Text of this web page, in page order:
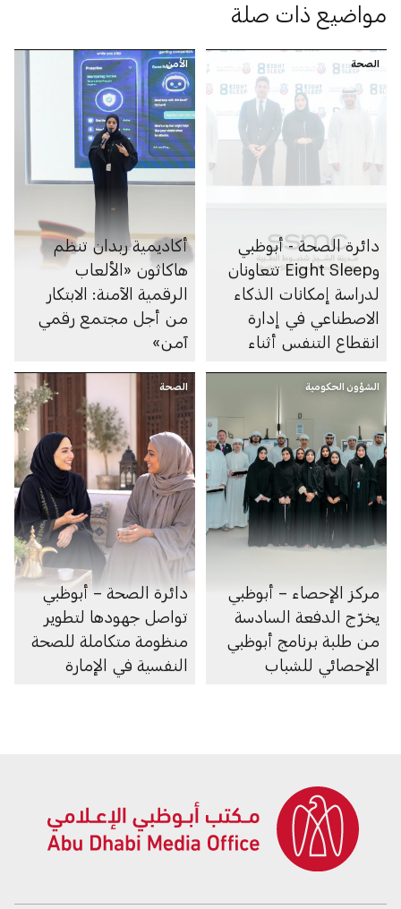
مواضيع ذات صلة
الصحة
دائرة الصحة - أبوظبي
وEight Sleep تتعاونان
لدراسة إمكانات الذكاء
الاصطناعي في إدارة
انقطاع التنفس أثناء
الأمن
أكاديمية ربدان تنظم
هاكاثون «الألعاب
الرقمية الآمنة: الابتكار
من أجل مجتمع رقمي
آمن»
الشؤون الحكومية
مركز الإحصاء – أبوظبي
يخرّج الدفعة السادسة
من طلبة برنامج أبوظبي
الإحصائي للشباب
الصحة
دائرة الصحة – أبوظبي
تواصل جهودها لتطوير
منظومة متكاملة للصحة
النفسية في الإمارة